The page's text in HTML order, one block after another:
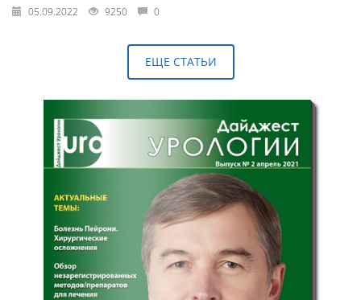
05.09.2022 9250 0
ЕЩЕ СТАТЬИ